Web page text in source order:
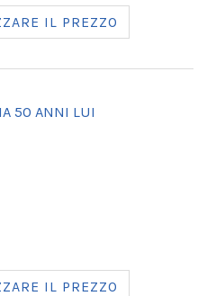
IL PREZZO
50 ANNI LUI
IL PREZZO